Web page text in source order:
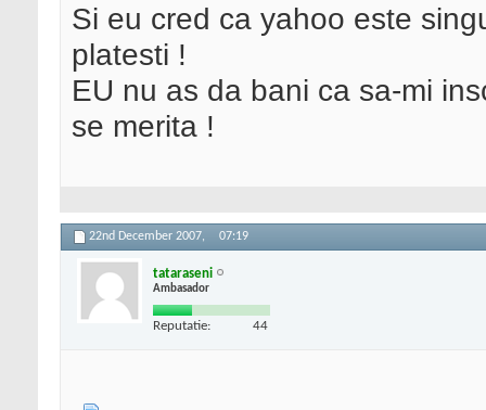
Si eu cred ca yahoo este
platesti !
EU nu as da bani ca sa-mi
se merita !
22nd December 2007, 07:19
tataraseni
Ambasador
Reputatie: 44